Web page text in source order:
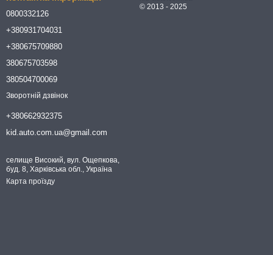
0800332126
+380931704031
+380675709880
380675703598
380504700069
Зворотній дзвінок
+380662932375
kid.auto.com.ua@gmail.com
селище Високий, вул. Ощепкова,
буд. 8, Харківська обл., Україна
Карта проїзду
© 2013 - 2025